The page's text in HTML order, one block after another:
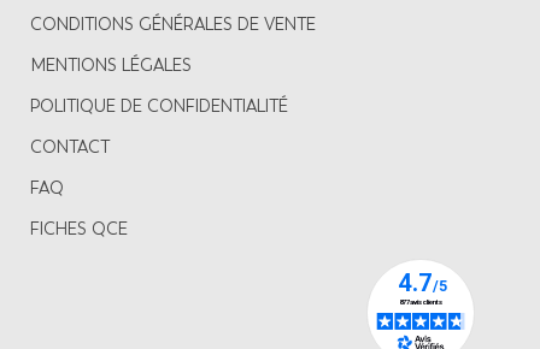
CONDITIONS GÉNÉRALES DE VENTE
MENTIONS LÉGALES
POLITIQUE DE CONFIDENTIALITÉ
CONTACT
FAQ
FICHES QCE